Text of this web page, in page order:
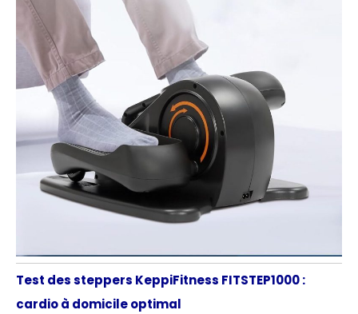
Test des steppers KeppiFitness FITSTEP1000 :
cardio à domicile optimal